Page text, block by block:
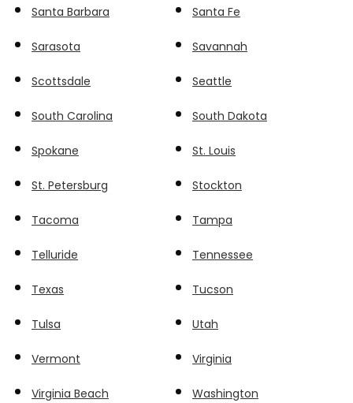
Santa Barbara Santa Fe
Sarasota Savannah
Scottsdale Seattle
South Carolina South Dakota
Spokane St. Louis
St. Petersburg Stockton
Tacoma Tampa
Telluride Tennessee
Texas Tucson
Tulsa Utah
Vermont Virginia
Virginia Beach Washington